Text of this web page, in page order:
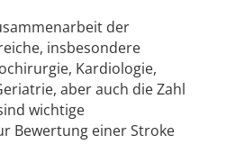
der
insbesondere
Kardiologie,
aber auch die Zahl
wichtige
Bewertung einer Stroke